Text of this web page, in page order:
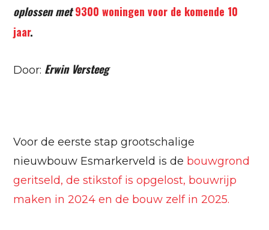
oplossen met 9300 woningen voor de komende 10
jaar.
Door: Erwin Versteeg
Voor de eerste stap grootschalige
nieuwbouw Esmarkerveld is de bouwgrond
geritseld, de stikstof is opgelost, bouwrijp
maken in 2024 en de bouw zelf in 2025.